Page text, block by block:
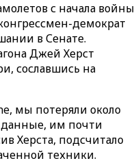
с начала войны
демократ
в Сенате.
Джей Херст
сославшись на
мы потеряли около
данные, им почти
Херста, подсчитало
техники.